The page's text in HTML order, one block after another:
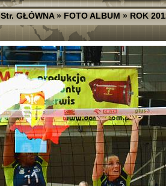
Str. GŁÓWNA»FOTO ALBUM»ROK